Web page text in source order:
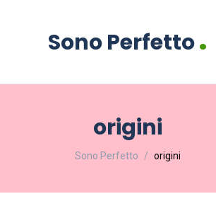
Sono Perfetto.
origini
Sono Perfetto origini